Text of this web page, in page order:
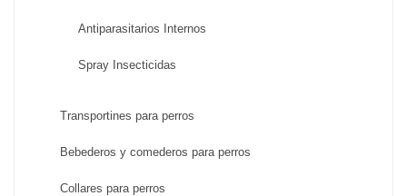
Antiparasitarios Internos
Spray Insecticidas
Transportines para perros
Bebederos y comederos para perros
Collares para perros